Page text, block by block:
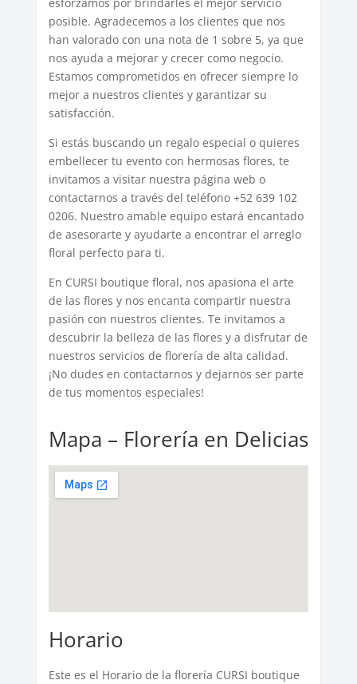
posible. Agradecemos a los clientes que nos
han valorado con una nota de 1 sobre 5, ya que
nos ayuda a mejorar y crecer como negocio.
Estamos comprometidos en ofrecer siempre lo
mejor a nuestros clientes y garantizar su
satisfacción.
Si estás buscando un regalo especial o quieres
embellecer tu evento con hermosas flores, te
invitamos a visitar nuestra página web o
contactarnos a través del teléfono +52 639 102
0206. Nuestro amable equipo estará encantado
de asesorarte y ayudarte a encontrar el arreglo
floral perfecto para ti.
En CURSI boutique floral, nos apasiona el arte
de las flores y nos encanta compartir nuestra
pasión con nuestros clientes. Te invitamos a
descubrir la belleza de las flores y a disfrutar de
nuestros servicios de florería de alta calidad.
¡No dudes en contactarnos y dejarnos ser parte
de tus momentos especiales!
Mapa – Florería en Delicias
Horario
Este es el Horario de la florería CURSI boutique